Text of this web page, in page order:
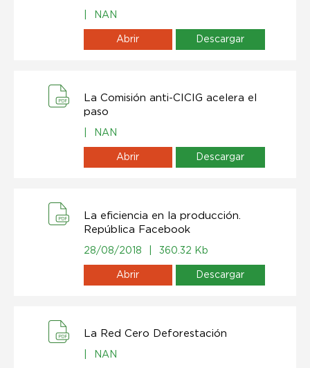
NAN
Abrir Descargar
La Comisión anti-CICIG acelera el
paso
NAN
Abrir Descargar
La eficiencia en la producción.
República Facebook
28/08/2018 360.32 Kb
Abrir Descargar
La Red Cero Deforestación
NAN